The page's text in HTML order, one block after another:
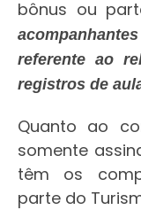
bônus ou
referente ao
registros de
Quanto ao
somente
têm os
parte do